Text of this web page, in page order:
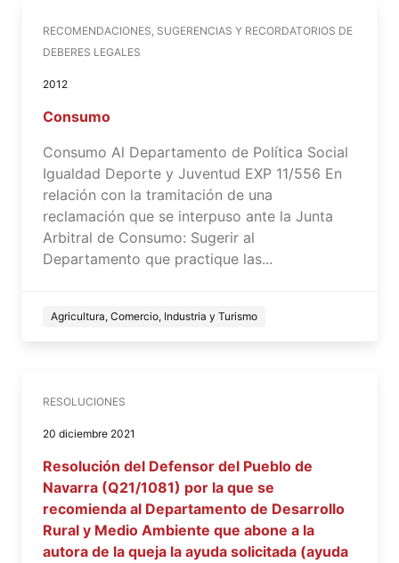
RECOMENDACIONES, SUGERENCIAS Y RECORDATORIOS DE
DEBERES LEGALES
2012
Consumo
Consumo Al Departamento de Política Social
Igualdad Deporte y Juventud EXP 11/556 En
relación con la tramitación de una
reclamación que se interpuso ante la Junta
Arbitral de Consumo: Sugerir al
Departamento que practique las...
Agricultura, Comercio, Industria y Turismo
RESOLUCIONES
20 diciembre 2021
Resolución del Defensor del Pueblo de
Navarra (Q21/1081) por la que se
recomienda al Departamento de Desarrollo
Rural y Medio Ambiente que abone a la
autora de la queja la ayuda solicitada (ayuda